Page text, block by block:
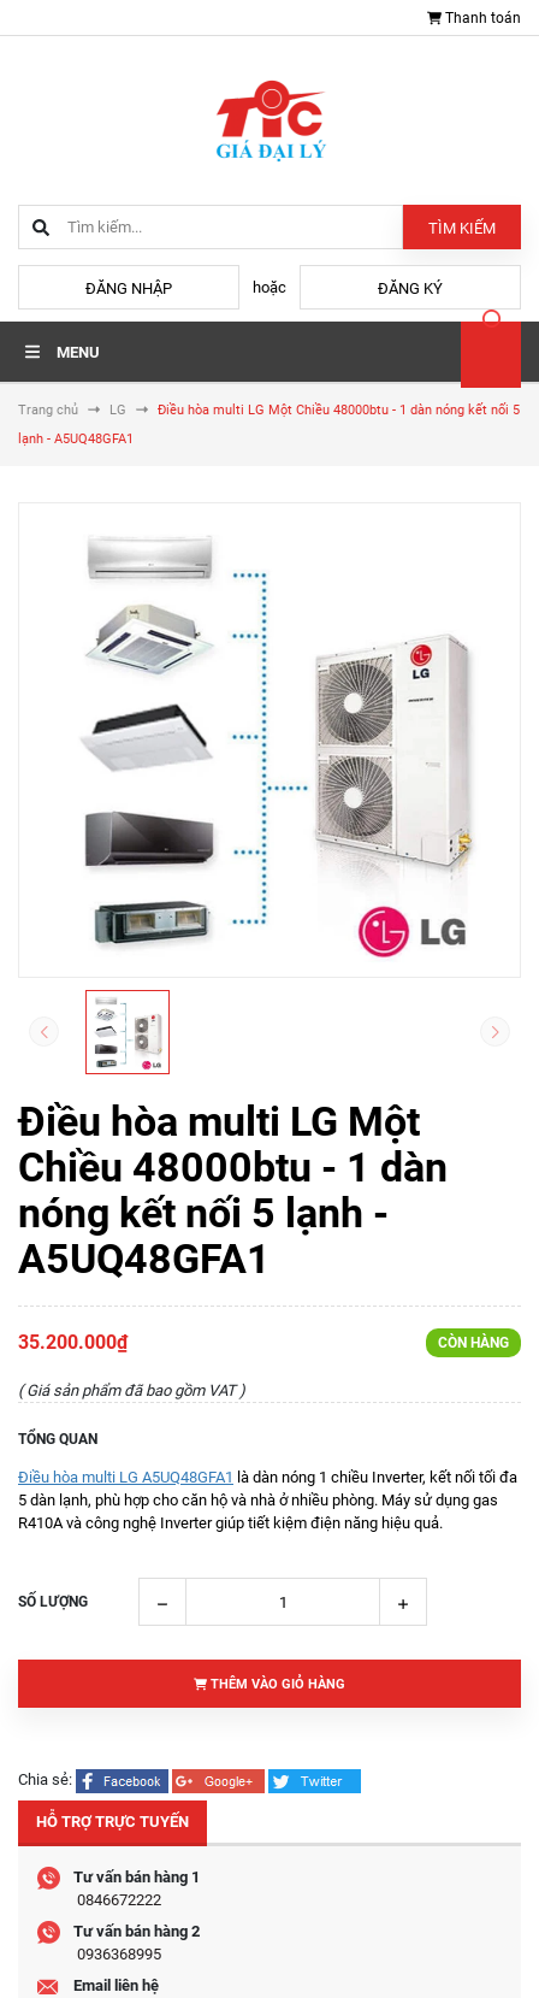
Thanh toán
TÌM KIẾM
ĐĂNG NHẬP hoặc ĐĂNG KÝ
MENU
Trang chủ LG
Điều hòa multi LG Một Chiều 48000btu - 1 dàn nóng kết nối 5
lạnh - A5UQ48GFA1
Điều hòa multi LG Một
Chiều 48000btu - 1 dàn
nóng kết nối 5 lạnh -
A5UQ48GFA1
35.200.000₫ CÒN HÀNG
( Giá sản phẩm đã bao gồm VAT )
TỔNG QUAN
Điều hòa multi LG A5UQ48GFA1 là dàn nóng 1 chiều Inverter, kết nối tối đa
5 dàn lạnh, phù hợp cho căn hộ và nhà ở nhiều phòng. Máy sử dụng gas
R410A và công nghệ Inverter giúp tiết kiệm điện năng hiệu quả.
SỐ LƯỢNG
THÊM VÀO GIỎ HÀNG
Chia sẻ:
HỖ TRỢ TRỰC TUYẾN
Tư vấn bán hàng 1
0846672222
Tư vấn bán hàng 2
0936368995
Email liên hệ